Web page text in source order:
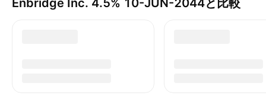
Enbridge Inc. 4.5% 10-JUN-2044と比較